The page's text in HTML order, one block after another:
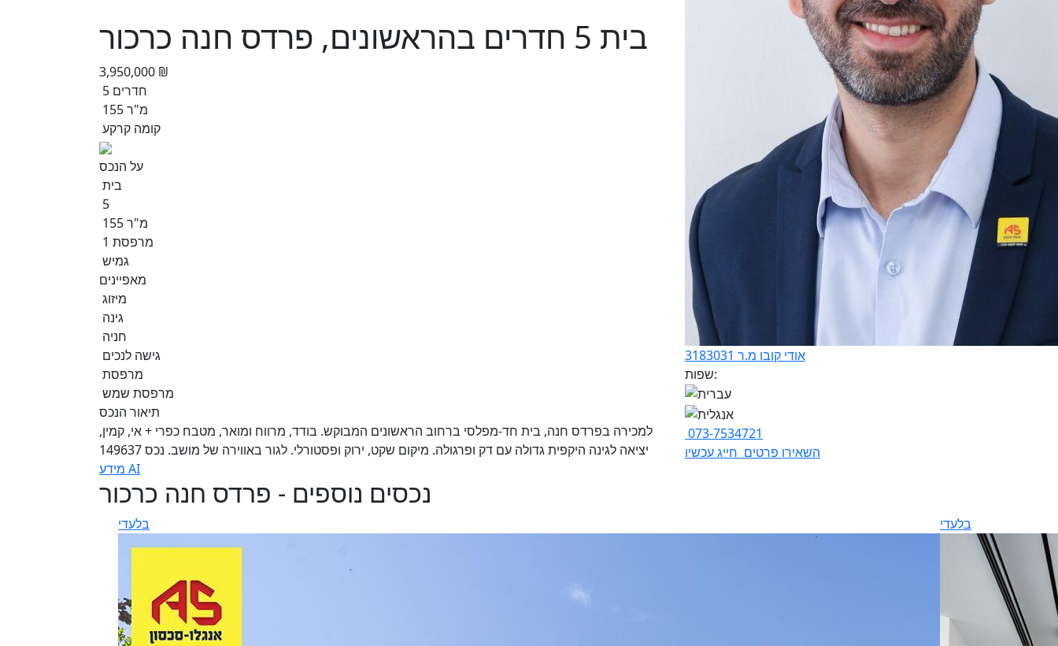
בית 5 חדרים בהראשונים, פרדס חנה כרכור
3,950,000 ₪
5 חדרים
155 מ"ר
קומה קרקע
על הנכס
בית
5
155 מ"ר
1 מרפסת
גמיש
מאפיינים
מיזוג
גינה
חניה
גישה לנכים
מרפסת
מרפסת שמש
תיאור הנכס
למכירה בפרדס חנה, בית חד-מפלסי ברחוב הראשונים המבוקש. בודד, מרווח ומואר, מטבח כפרי + אי, קמין,
יציאה לגינה היקפית גדולה עם דק ופרגולה. מיקום שקט, ירוק ופסטורלי. לגור באווירה של מושב. נכס 149637
מידע AI
אודי קובו מ.ר 3183031
שפות:
073-7534721
השאירו פרטים חייג עכשיו
נכסים נוספים - פרדס חנה כרכור
בלעדי בלעדי